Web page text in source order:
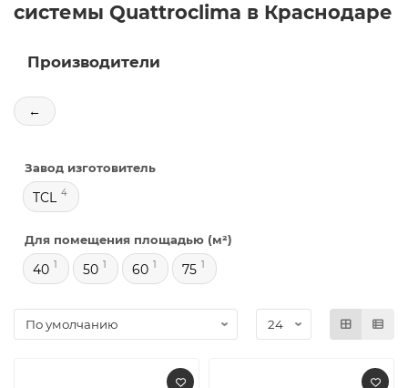
системы Quattroclima в Краснодаре
Производители
←
Завод изготовитель
TCL 4
Для помещения площадью (м²)
40 1 50 1 60 1 75 1